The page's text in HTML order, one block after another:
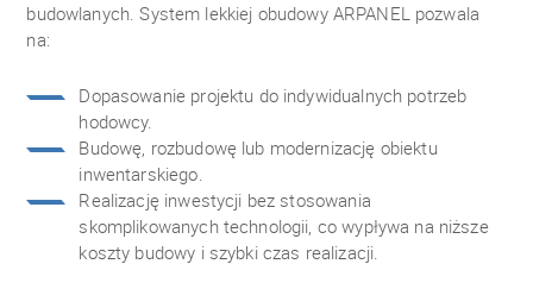
budowlanych. System lekkiej obudowy ARPANEL pozwala
na:
Dopasowanie projektu do indywidualnych potrzeb
hodowcy.
Budowę, rozbudowę lub modernizację obiektu
inwentarskiego.
Realizację inwestycji bez stosowania
skomplikowanych technologii, co wypływa na niższe
koszty budowy i szybki czas realizacji.